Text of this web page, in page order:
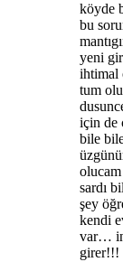
köyde
bu
yeni
ihtimal
tum
için de
bile
sardı
şey
kendi
var…
girer!!!